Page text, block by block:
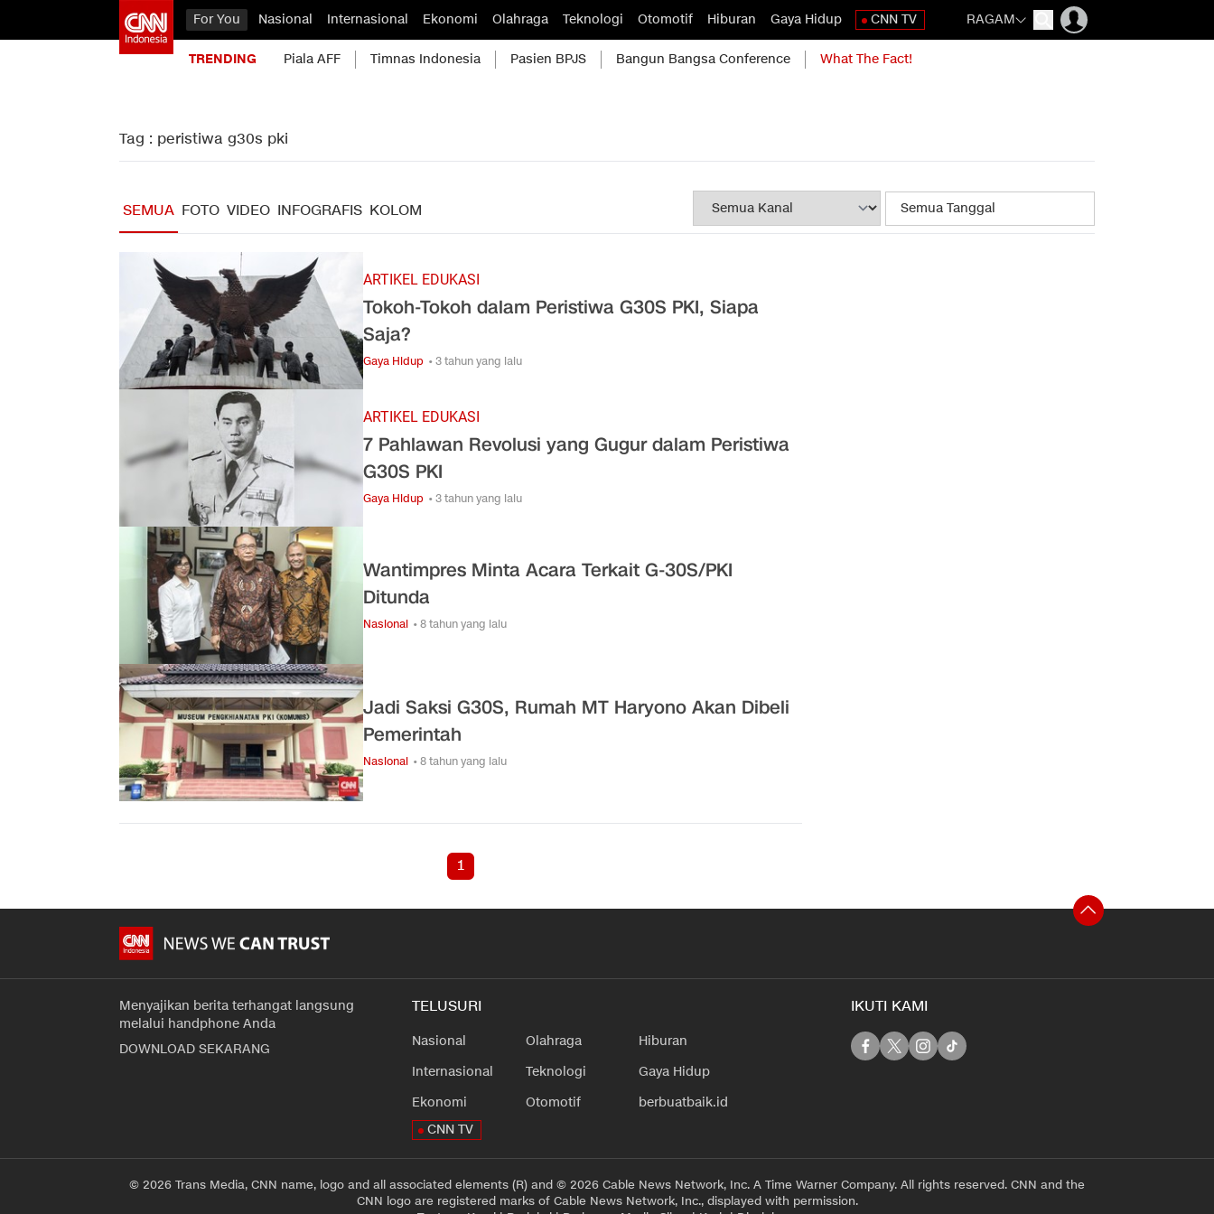
For You Nasional Internasional Ekonomi Olahraga Teknologi Otomotif Hiburan Gaya Hidup CNN TV RAGAM
TRENDING Piala AFF Timnas Indonesia Pasien BPJS Bangun Bangsa Conference What The Fact!
Tag : peristiwa g30s pki
SEMUA FOTO VIDEO INFOGRAFIS KOLOM
ARTIKEL EDUKASI
Tokoh-Tokoh dalam Peristiwa G30S PKI, Siapa
Saja?
Gaya Hidup • 3 tahun yang lalu
ARTIKEL EDUKASI
7 Pahlawan Revolusi yang Gugur dalam Peristiwa
G30S PKI
Gaya Hidup • 3 tahun yang lalu
Wantimpres Minta Acara Terkait G-30S/PKI
Ditunda
Nasional • 8 tahun yang lalu
Jadi Saksi G30S, Rumah MT Haryono Akan Dibeli
Pemerintah
Nasional • 8 tahun yang lalu
1
Menyajikan berita terhangat langsung
melalui handphone Anda
DOWNLOAD SEKARANG
TELUSURI
Nasional
Internasional
Ekonomi
Olahraga
Teknologi
Otomotif
Hiburan
Gaya Hidup
berbuatbaik.id
CNN TV
IKUTI KAMI
© 2026 Trans Media, CNN name, logo and all associated elements (R) and © 2026 Cable News Network, Inc. A Time Warner Company. All rights reserved. CNN and the
CNN logo are registered marks of Cable News Network, Inc., displayed with permission.